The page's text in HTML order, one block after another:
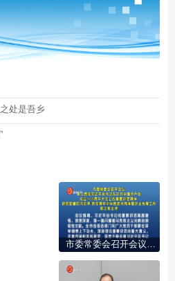
处是吾乡
市委常委会召开会议 学习贯彻习近平总书记在庆祝中国共产党成立105周年大会上的重要讲话精神 研究部署防汛抗旱 贯彻铸牢中华民族共同体意识主线等工作 陈之常主持